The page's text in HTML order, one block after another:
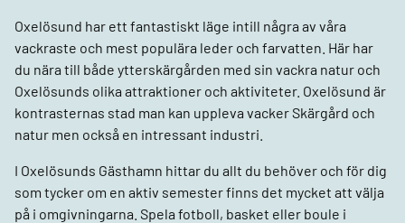
Oxelösund har ett fantastiskt läge intill några av våra
vackraste och mest populära leder och farvatten. Här har
du nära till både ytterskärgården med sin vackra natur och
Oxelösunds olika attraktioner och aktiviteter. Oxelösund är
kontrasternas stad man kan uppleva vacker Skärgård och
natur men också en intressant industri.
I Oxelösunds Gästhamn hittar du allt du behöver och för dig
som tycker om en aktiv semester finns det mycket att välja
på i omgivningarna. Spela fotboll, basket eller boule i